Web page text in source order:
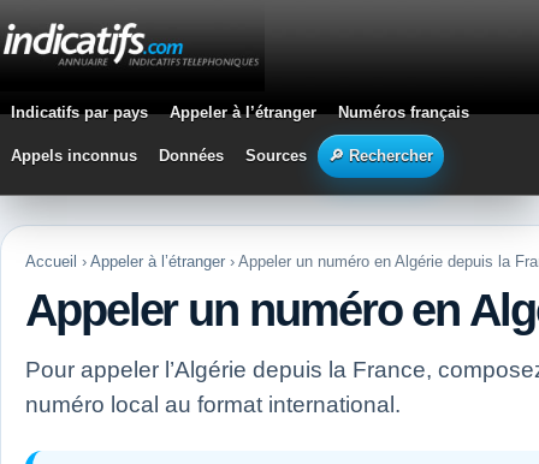
Indicatifs par pays Appeler à l’étranger Numéros français
Appels inconnus Données Sources 🔎 Rechercher
Accueil › Appeler à l’étranger › Appeler un numéro en Algérie depuis la
Appeler un numéro en
Pour appeler l’Algérie depuis la France,
numéro local au format international.